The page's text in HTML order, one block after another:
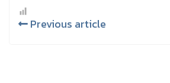
Previous article